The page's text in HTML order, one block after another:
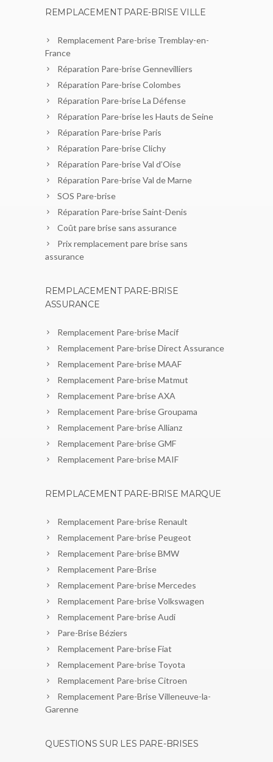
REMPLACEMENT PARE-BRISE VILLE
Remplacement Pare-brise Tremblay-en-
France
Réparation Pare-brise Gennevilliers
Réparation Pare-brise Colombes
Réparation Pare-brise La Défense
Réparation Pare-brise les Hauts de Seine
Réparation Pare-brise Paris
Réparation Pare-brise Clichy
Réparation Pare-brise Val d’Oise
Réparation Pare-brise Val de Marne
SOS Pare-brise
Réparation Pare-brise Saint-Denis
Coût pare brise sans assurance
Prix remplacement pare brise sans
assurance
REMPLACEMENT PARE-BRISE
ASSURANCE
Remplacement Pare-brise Macif
Remplacement Pare-brise Direct Assurance
Remplacement Pare-brise MAAF
Remplacement Pare-brise Matmut
Remplacement Pare-brise AXA
Remplacement Pare-brise Groupama
Remplacement Pare-brise Allianz
Remplacement Pare-brise GMF
Remplacement Pare-brise MAIF
REMPLACEMENT PARE-BRISE MARQUE
Remplacement Pare-brise Renault
Remplacement Pare-brise Peugeot
Remplacement Pare-brise BMW
Remplacement Pare-Brise
Remplacement Pare-brise Mercedes
Remplacement Pare-brise Volkswagen
Remplacement Pare-brise Audi
Pare-Brise Béziers
Remplacement Pare-brise Fiat
Remplacement Pare-brise Toyota
Remplacement Pare-brise Citroen
Remplacement Pare-Brise Villeneuve-la-
Garenne
QUESTIONS SUR LES PARE-BRISES